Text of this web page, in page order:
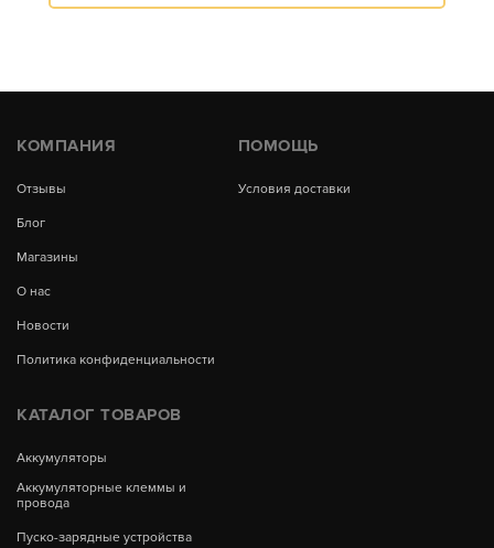
КОМПАНИЯ
Отзывы
Блог
Магазины
О нас
Новости
Политика конфиденциальности
ПОМОЩЬ
Условия доставки
КАТАЛОГ ТОВАРОВ
Аккумуляторы
Аккумуляторные клеммы и
провода
Пуско-зарядные устройства